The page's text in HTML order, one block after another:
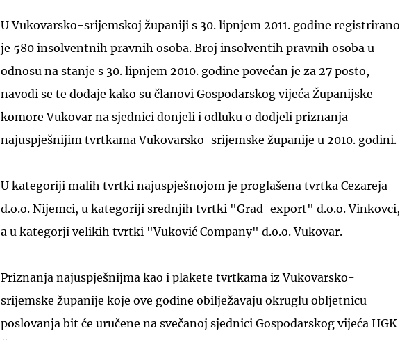
U Vukovarsko-srijemskoj županiji s 30. lipnjem 2011. godine registrirano
je 580 insolventnih pravnih osoba. Broj insolventih pravnih osoba u
odnosu na stanje s 30. lipnjem 2010. godine povećan je za 27 posto,
navodi se te dodaje kako su članovi Gospodarskog vijeća Županijske
komore Vukovar na sjednici donjeli i odluku o dodjeli priznanja
najuspješnijim tvrtkama Vukovarsko-srijemske županije u 2010. godini.
U kategoriji malih tvrtki najuspješnojom je proglašena tvrtka Cezareja
d.o.o. Nijemci, u kategoriji srednjih tvrtki "Grad-export" d.o.o. Vinkovci,
a u kategorji velikih tvrtki "Vuković Company" d.o.o. Vukovar.
Priznanja najuspješnijma kao i plakete tvrtkama iz Vukovarsko-
srijemske županije koje ove godine obilježavaju okruglu obljetnicu
poslovanja bit će uručene na svečanoj sjednici Gospodarskog vijeća HGK